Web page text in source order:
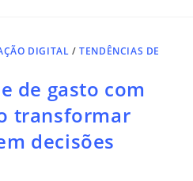
DIGITAL /TENDÊNCIAS DE
de gasto com
transformar
decisões